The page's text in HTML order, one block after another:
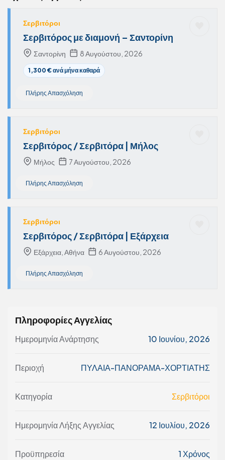
Σερβιτόροι
Σερβιτόρος με διαμονή – Σαντορίνη
Σαντορίνη 8 Αυγούστου, 2026
1,300 € ανά μήνα καθαρά
Πλήρης Απασχόληση
Σερβιτόροι
Σερβιτόρος / Σερβιτόρα | Μήλος
Μήλος 7 Αυγούστου, 2026
Πλήρης Απασχόληση
Σερβιτόροι
Σερβιτόρος / Σερβιτόρα | Εξάρχεια
Εξάρχεια, Αθήνα 6 Αυγούστου, 2026
Πλήρης Απασχόληση
Πληροφορίες Αγγελίας
Ημερομηνία Ανάρτησης 10 Ιουνίου, 2026
Περιοχή ΠΥΛΑΙΑ-ΠΑΝΟΡΑΜΑ-ΧΟΡΤΙΑΤΗΣ
Κατηγορία Σερβιτόροι
Ημερομηνία Λήξης Αγγελίας 12 Ιουλίου, 2026
Προϋπηρεσία 1 Χρόνος